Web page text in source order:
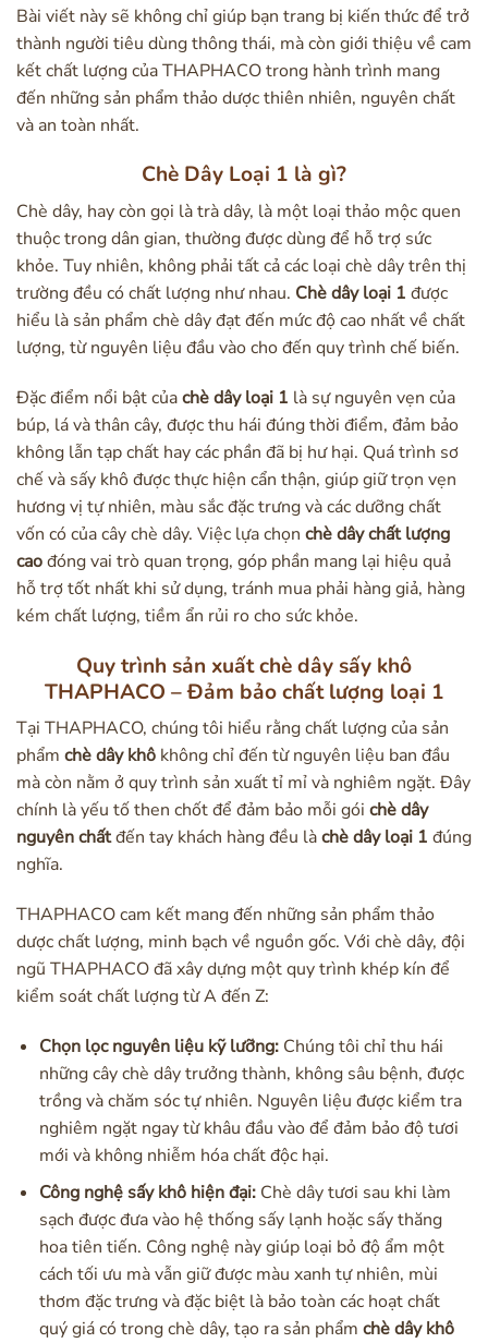
Bài viết này sẽ không chỉ giúp bạn trang bị kiến thức để trở
thành người tiêu dùng thông thái, mà còn giới thiệu về cam
kết chất lượng của THAPHACO trong hành trình mang
đến những sản phẩm thảo dược thiên nhiên, nguyên chất
và an toàn nhất.
Chè Dây Loại 1 là gì?
Chè dây, hay còn gọi là trà dây, là một loại thảo mộc quen
thuộc trong dân gian, thường được dùng để hỗ trợ sức
khỏe. Tuy nhiên, không phải tất cả các loại chè dây trên thị
trường đều có chất lượng như nhau. Chè dây loại 1 được
hiểu là sản phẩm chè dây đạt đến mức độ cao nhất về chất
lượng, từ nguyên liệu đầu vào cho đến quy trình chế biến.
Đặc điểm nổi bật củachè dây loại 1 là sự nguyên vẹn của
búp, lá và thân cây, được thu hái đúng thời điểm, đảm bảo
không lẫn tạp chất hay các phần đã bị hư hại. Quá trình sơ
chế và sấy khô được thực hiện cẩn thận, giúp giữ trọn vẹn
hương vị tự nhiên, màu sắc đặc trưng và các dưỡng chất
vốn có của cây chè dây. Việc lựa chọn chè dây chất lượng
caođóng vai trò quan trọng, góp phần mang lại hiệu quả
hỗ trợ tốt nhất khi sử dụng, tránh mua phải hàng giả, hàng
kém chất lượng, tiềm ẩn rủi ro cho sức khỏe.
Quy trình sản xuất chè dây sấy khô
THAPHACO – Đảm bảo chất lượng loại 1
Tại THAPHACO, chúng tôi hiểu rằng chất lượng của sản
phẩm chè dây khô không chỉ đến từ nguyên liệu ban đầu
mà còn nằm ở quy trình sản xuất tỉ mỉ và nghiêm ngặt. Đây
chính là yếu tố then chốt để đảm bảo mỗi gói chè dây
nguyên chấtđến tay khách hàng đều làchè dây loại 1 đúng
nghĩa.
THAPHACO cam kết mang đến những sản phẩm thảo
dược chất lượng, minh bạch về nguồn gốc. Với chè dây, đội
ngũ THAPHACO đã xây dựng một quy trình khép kín để
kiểm soát chất lượng từ A đến Z:
Chọn lọc nguyên liệu kỹ lưỡng:Chúng tôi chỉ thu hái
những cây chè dây trưởng thành, không sâu bệnh, được
trồng và chăm sóc tự nhiên. Nguyên liệu được kiểm tra
nghiêm ngặt ngay từ khâu đầu vào để đảm bảo độ tươi
mới và không nhiễm hóa chất độc hại.
Công nghệ sấy khô hiện đại:Chè dây tươi sau khi làm
sạch được đưa vào hệ thống sấy lạnh hoặc sấy thăng
hoa tiên tiến. Công nghệ này giúp loại bỏ độ ẩm một
cách tối ưu mà vẫn giữ được màu xanh tự nhiên, mùi
thơm đặc trưng và đặc biệt là bảo toàn các hoạt chất
quý giá có trong chè dây, tạo ra sản phẩm chè dây khô